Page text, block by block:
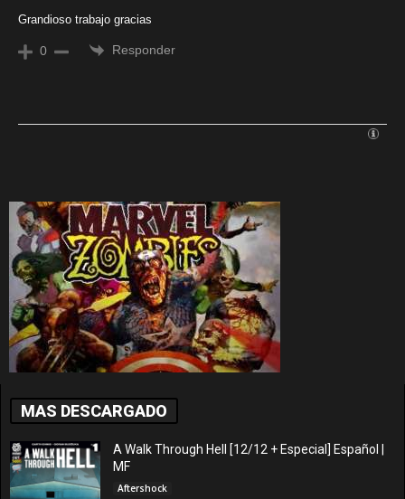
Grandioso trabajo gracias
0 Responder
MAS DESCARGADO
A Walk Through Hell [12/12 + Especial] Español |
MF
Aftershock